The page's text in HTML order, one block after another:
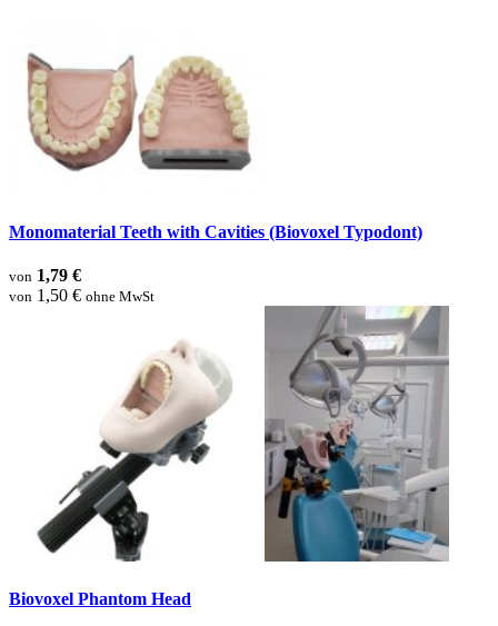
Monomaterial Teeth with Cavities (Biovoxel Typodont)
von 1,79 €
von 1,50 € ohne MwSt
Biovoxel Phantom Head